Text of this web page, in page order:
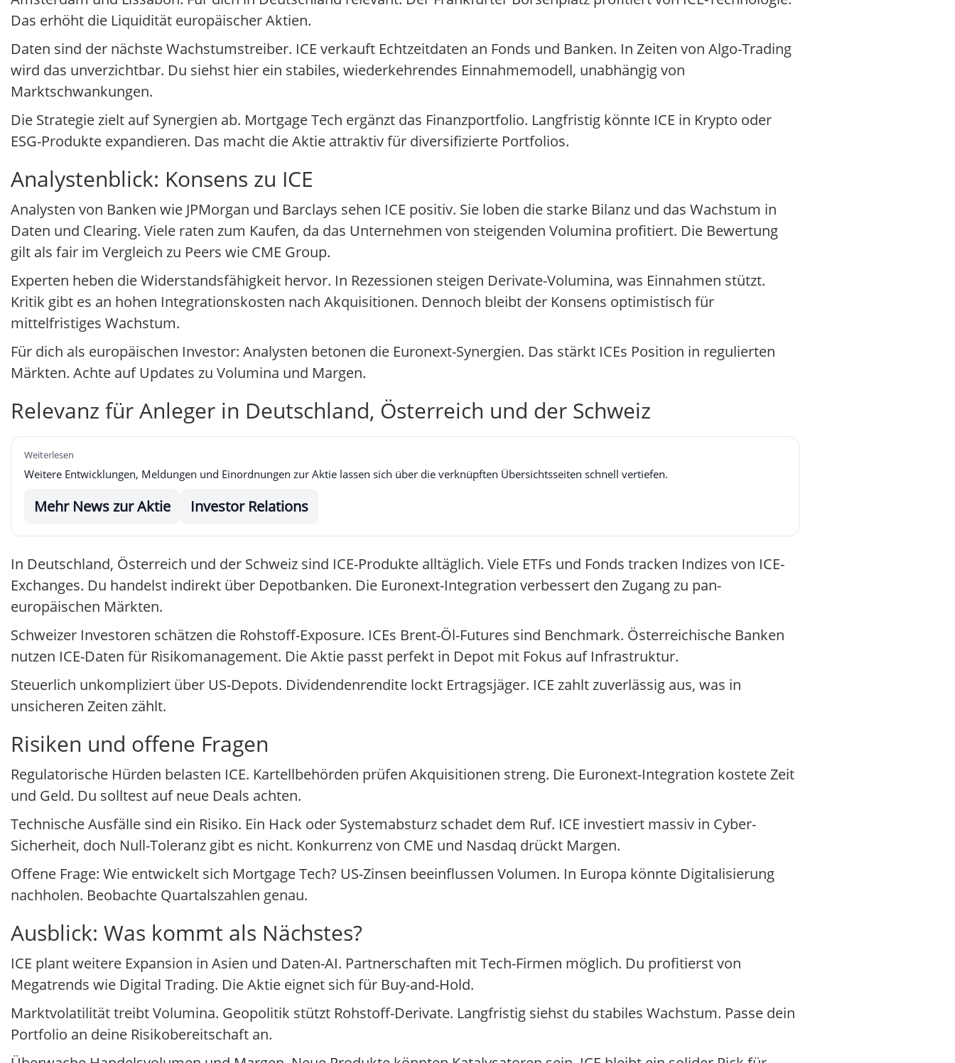
Das erhöht die Liquidität europäischer Aktien.
Daten sind der nächste Wachstumstreiber. ICE verkauft Echtzeitdaten an Fonds und Banken. In Zeiten von Algo-Trading
wird das unverzichtbar. Du siehst hier ein stabiles, wiederkehrendes Einnahmemodell, unabhängig von
Marktschwankungen.
Die Strategie zielt auf Synergien ab. Mortgage Tech ergänzt das Finanzportfolio. Langfristig könnte ICE in Krypto oder
ESG-Produkte expandieren. Das macht die Aktie attraktiv für diversifizierte Portfolios.
Analystenblick: Konsens zu ICE
Analysten von Banken wie JPMorgan und Barclays sehen ICE positiv. Sie loben die starke Bilanz und das Wachstum in
Daten und Clearing. Viele raten zum Kaufen, da das Unternehmen von steigenden Volumina profitiert. Die Bewertung
gilt als fair im Vergleich zu Peers wie CME Group.
Experten heben die Widerstandsfähigkeit hervor. In Rezessionen steigen Derivate-Volumina, was Einnahmen stützt.
Kritik gibt es an hohen Integrationskosten nach Akquisitionen. Dennoch bleibt der Konsens optimistisch für
mittelfristiges Wachstum.
Für dich als europäischen Investor: Analysten betonen die Euronext-Synergien. Das stärkt ICEs Position in regulierten
Märkten. Achte auf Updates zu Volumina und Margen.
Relevanz für Anleger in Deutschland, Österreich und der Schweiz
Weiterlesen
Weitere Entwicklungen, Meldungen und Einordnungen zur Aktie lassen sich über die verknüpften Übersichtsseiten schnell vertiefen.
Mehr News zur Aktie Investor Relations
In Deutschland, Österreich und der Schweiz sind ICE-Produkte alltäglich. Viele ETFs und Fonds tracken Indizes von ICE-
Exchanges. Du handelst indirekt über Depotbanken. Die Euronext-Integration verbessert den Zugang zu pan-
europäischen Märkten.
Schweizer Investoren schätzen die Rohstoff-Exposure. ICEs Brent-Öl-Futures sind Benchmark. Österreichische Banken
nutzen ICE-Daten für Risikomanagement. Die Aktie passt perfekt in Depot mit Fokus auf Infrastruktur.
Steuerlich unkompliziert über US-Depots. Dividendenrendite lockt Ertragsjäger. ICE zahlt zuverlässig aus, was in
unsicheren Zeiten zählt.
Risiken und offene Fragen
Regulatorische Hürden belasten ICE. Kartellbehörden prüfen Akquisitionen streng. Die Euronext-Integration kostete Zeit
und Geld. Du solltest auf neue Deals achten.
Technische Ausfälle sind ein Risiko. Ein Hack oder Systemabsturz schadet dem Ruf. ICE investiert massiv in Cyber-
Sicherheit, doch Null-Toleranz gibt es nicht. Konkurrenz von CME und Nasdaq drückt Margen.
Offene Frage: Wie entwickelt sich Mortgage Tech? US-Zinsen beeinflussen Volumen. In Europa könnte Digitalisierung
nachholen. Beobachte Quartalszahlen genau.
Ausblick: Was kommt als Nächstes?
ICE plant weitere Expansion in Asien und Daten-AI. Partnerschaften mit Tech-Firmen möglich. Du profitierst von
Megatrends wie Digital Trading. Die Aktie eignet sich für Buy-and-Hold.
Marktvolatilität treibt Volumina. Geopolitik stützt Rohstoff-Derivate. Langfristig siehst du stabiles Wachstum. Passe dein
Portfolio an deine Risikobereitschaft an.